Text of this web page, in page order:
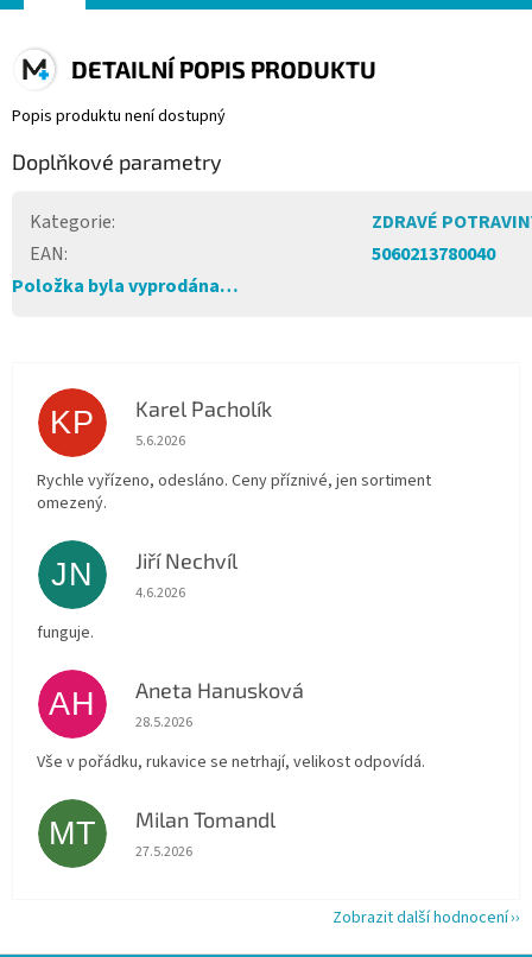
DETAILNÍ POPIS PRODUKTU
Popis produktu není dostupný
Doplňkové parametry
Kategorie:
ZDRAVÉ
EAN:
5060213780040
Položka byla vyprodána…
KP Karel Pacholík
Hodnocení obchodu je 4 z 5 hvězdiček.
5.6.2026
Rychle vyřízeno, odesláno. Ceny příznivé, jen sortiment
omezený.
JN Jiří Nechvíl
Hodnocení obchodu je 5 z 5 hvězdiček.
4.6.2026
funguje.
AH Aneta Hanusková
Hodnocení obchodu je 5 z 5 hvězdiček.
28.5.2026
Vše v pořádku, rukavice se netrhají, velikost odpovídá.
MT Milan Tomandl
Hodnocení obchodu je 5 z 5 hvězdiček.
27.5.2026
Zobrazit další hodnocení